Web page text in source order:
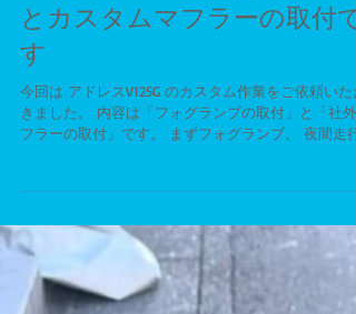
アドレスv125G フォグランプ
とカスタムマフラーの取付で
す
今回は アドレスV125G のカスタム作業をご依頼いた
しを確認しながら、振動や干渉が出ないよう確実に
定しています。スクーターはスペースが限られてい
分、ここは地味に知恵と経験がものを言うところで
す。 続いて社外マフラー。 焼き色の入ったマフラ